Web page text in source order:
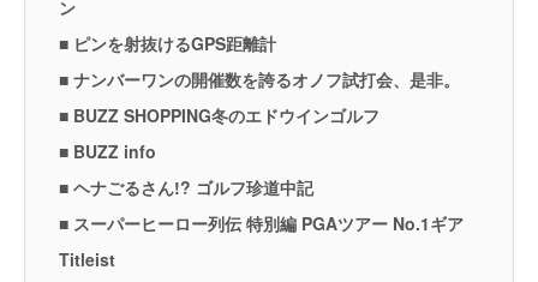
ン
■ ピンを射抜けるGPS距離計
■ ナンバーワンの開催数を誇るオノフ試打会、是非。
■ BUZZ SHOPPING冬のエドウインゴルフ
■ BUZZ info
■ ヘナごるさん!? ゴルフ珍道中記
■ スーパーヒーロー列伝 特別編 PGAツアー No.1ギア
Titleist